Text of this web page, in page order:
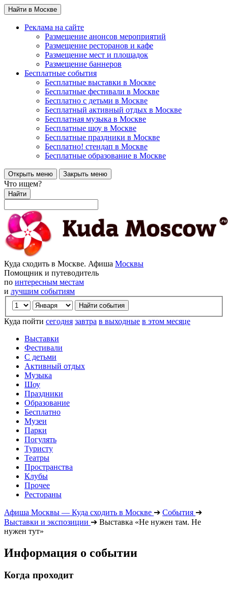
Найти в Москве
Реклама на сайте
Размещение анонсов мероприятий
Размещение ресторанов и кафе
Размещение мест и площадок
Размещение баннеров
Бесплатные события
Бесплатные выставки в Москве
Бесплатные фестивали в Москве
Бесплатно с детьми в Москве
Бесплатный активный отдых в Москве
Бесплатная музыка в Москве
Бесплатные шоу в Москве
Бесплатные праздники в Москве
Бесплатно! стендап в Москве
Бесплатные образование в Москве
Открыть меню Закрыть меню
Что ищем?
Найти
Куда сходить в Москве. Афиша Москвы
Помощник и путеводитель
по интересным местам
и лучшим событиям
Куда пойти сегодня завтра в выходные в этом месяце
Выставки
Фестивали
С детьми
Активный отдых
Музыка
Шоу
Праздники
Образование
Бесплатно
Музеи
Парки
Погулять
Туристу
Театры
Пространства
Клубы
Прочее
Рестораны
Афиша Москвы — Куда сходить в Москве ➔ События ➔
Выставки и экспозиции ➔ Выставка «Не нужен там. Не
нужен тут»
Информация о событии
Когда проходит